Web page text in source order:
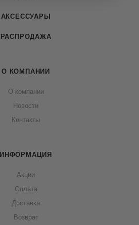
АКСЕССУАРЫ
РАСПРОДАЖА
О КОМПАНИИ
О компании
Новости
Контакты
ИНФОРМАЦИЯ
Акции
Оплата
Доставка
Возврат